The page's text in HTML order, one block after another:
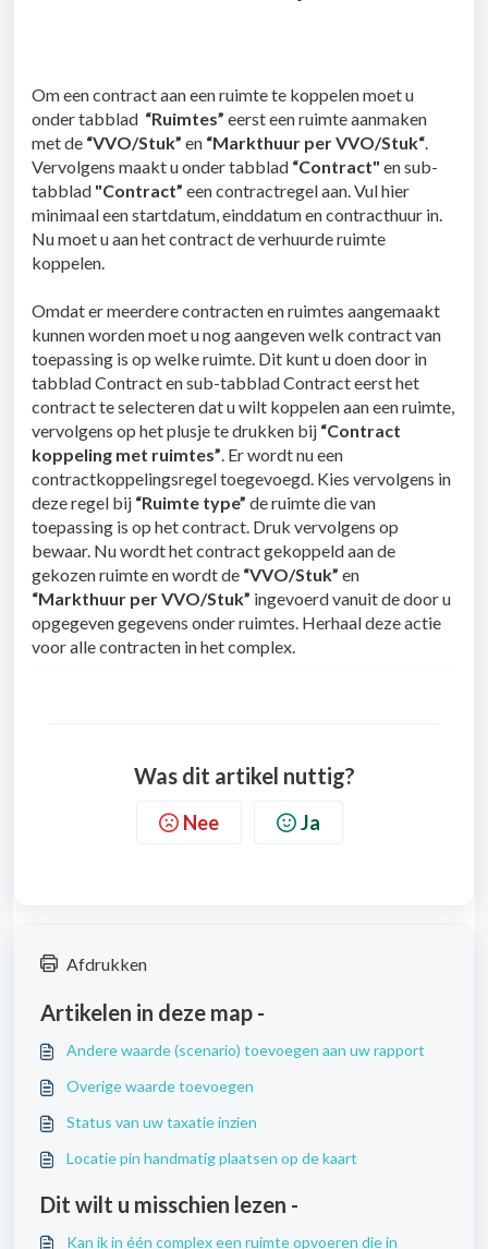
Om een contract aan een ruimte te koppelen moet u
onder tabblad “Ruimtes” eerst een ruimte aanmaken
met de “VVO/Stuk” en “Markthuur per VVO/Stuk“.
Vervolgens maakt u onder tabblad “Contract" en sub-
tabblad "Contract” een contractregel aan. Vul hier
minimaal een startdatum, einddatum en contracthuur in.
Nu moet u aan het contract de verhuurde ruimte
koppelen.
Omdat er meerdere contracten en ruimtes aangemaakt
kunnen worden moet u nog aangeven welk contract van
toepassing is op welke ruimte. Dit kunt u doen door in
tabblad Contract en sub-tabblad Contract eerst het
contract te selecteren dat u wilt koppelen aan een ruimte,
vervolgens op het plusje te drukken bij “Contract
koppeling met ruimtes”. Er wordt nu een
contractkoppelingsregel toegevoegd. Kies vervolgens in
deze regel bij “Ruimte type” de ruimte die van
toepassing is op het contract. Druk vervolgens op
bewaar. Nu wordt het contract gekoppeld aan de
gekozen ruimte en wordt de “VVO/Stuk” en
“Markthuur per VVO/Stuk” ingevoerd vanuit de door u
opgegeven gegevens onder ruimtes. Herhaal deze actie
voor alle contracten in het complex.
Was dit artikel nuttig?
Nee Ja
Afdrukken
Artikelen in deze map -
Andere waarde (scenario) toevoegen aan uw rapport
Overige waarde toevoegen
Status van uw taxatie inzien
Locatie pin handmatig plaatsen op de kaart
Dit wilt u misschien lezen -
Kan ik in één complex een ruimte opvoeren die in